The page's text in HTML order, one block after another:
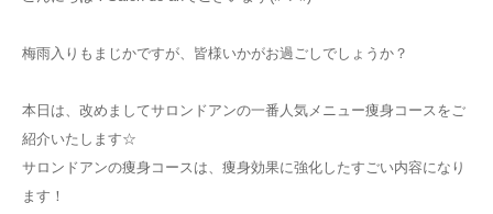
梅雨入りもまじかですが、皆様いかがお過ごしでしょうか？
本日は、改めましてサロンドアンの一番人気メニュー痩身コースをご
紹介いたします☆
サロンドアンの痩身コースは、痩身効果に強化したすごい内容になり
ます！